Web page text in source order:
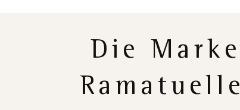
Die Marke
Ramatuelle